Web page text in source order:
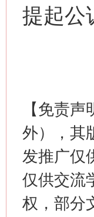
提起公
【免责
外），其
发推广仅
仅供交流
权，部分
这是